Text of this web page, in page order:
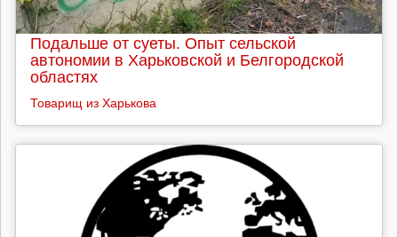
Подальше от суеты. Опыт сельской
автономии в Харьковской и Белгородской
областях
Товарищ из Харькова